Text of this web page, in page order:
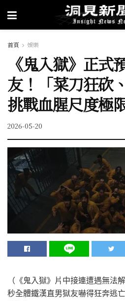
首頁 娛樂
《鬼入獄》正式
友！「菜刀狂砍
挑戰血腥尺度極
2026-05-20
（《鬼入獄》片中接連遭遇無法
秒全體鐵漢直男獄友嚇得狂奔逃